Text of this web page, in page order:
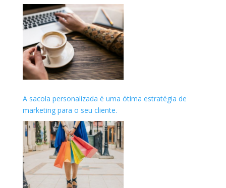
A sacola personalizada é uma ótima estratégia de
marketing para o seu cliente.